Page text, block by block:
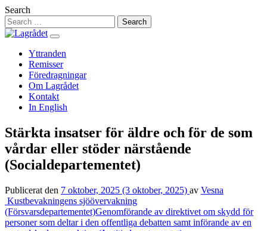
Hoppa
till
innehåll
Search
Yttranden
Remisser
Föredragningar
Om Lagrådet
Kontakt
In English
Stärkta insatser för äldre och för de som
vårdar eller stöder närstående
(Socialdepartementet)
Publicerat den 7 oktober, 2025 (3 oktober, 2025) av Vesna
Inläggsnavigering
Kustbevakningens sjöövervakning
(Försvarsdepartementet)Genomförande av direktivet om skydd för
personer som deltar i den offentliga debatten samt införande av en